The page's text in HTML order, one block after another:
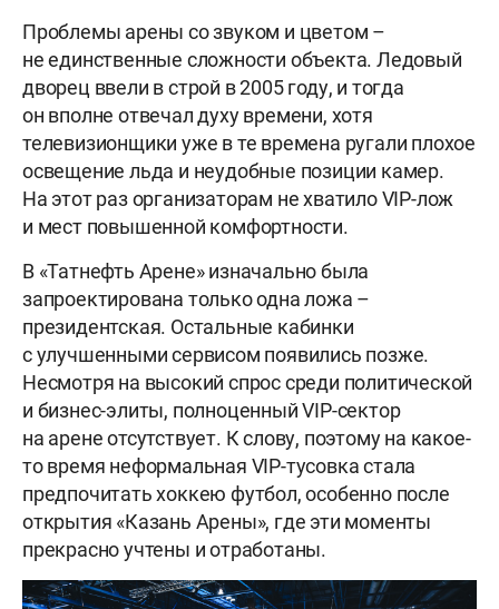
Проблемы арены со звуком и цветом –
не единственные сложности объекта. Ледовый
дворец ввели в строй в 2005 году, и тогда
он вполне отвечал духу времени, хотя
телевизионщики уже в те времена ругали плохое
освещение льда и неудобные позиции камер.
На этот раз организаторам не хватило VIP-лож
и мест повышенной комфортности.
В «Татнефть Арене» изначально была
запроектирована только одна ложа –
президентская. Остальные кабинки
с улучшенными сервисом появились позже.
Несмотря на высокий спрос среди политической
и бизнес-элиты, полноценный VIP-сектор
на арене отсутствует. К слову, поэтому на какое-
то время неформальная VIP-тусовка стала
предпочитать хоккею футбол, особенно после
открытия «Казань Арены», где эти моменты
прекрасно учтены и отработаны.